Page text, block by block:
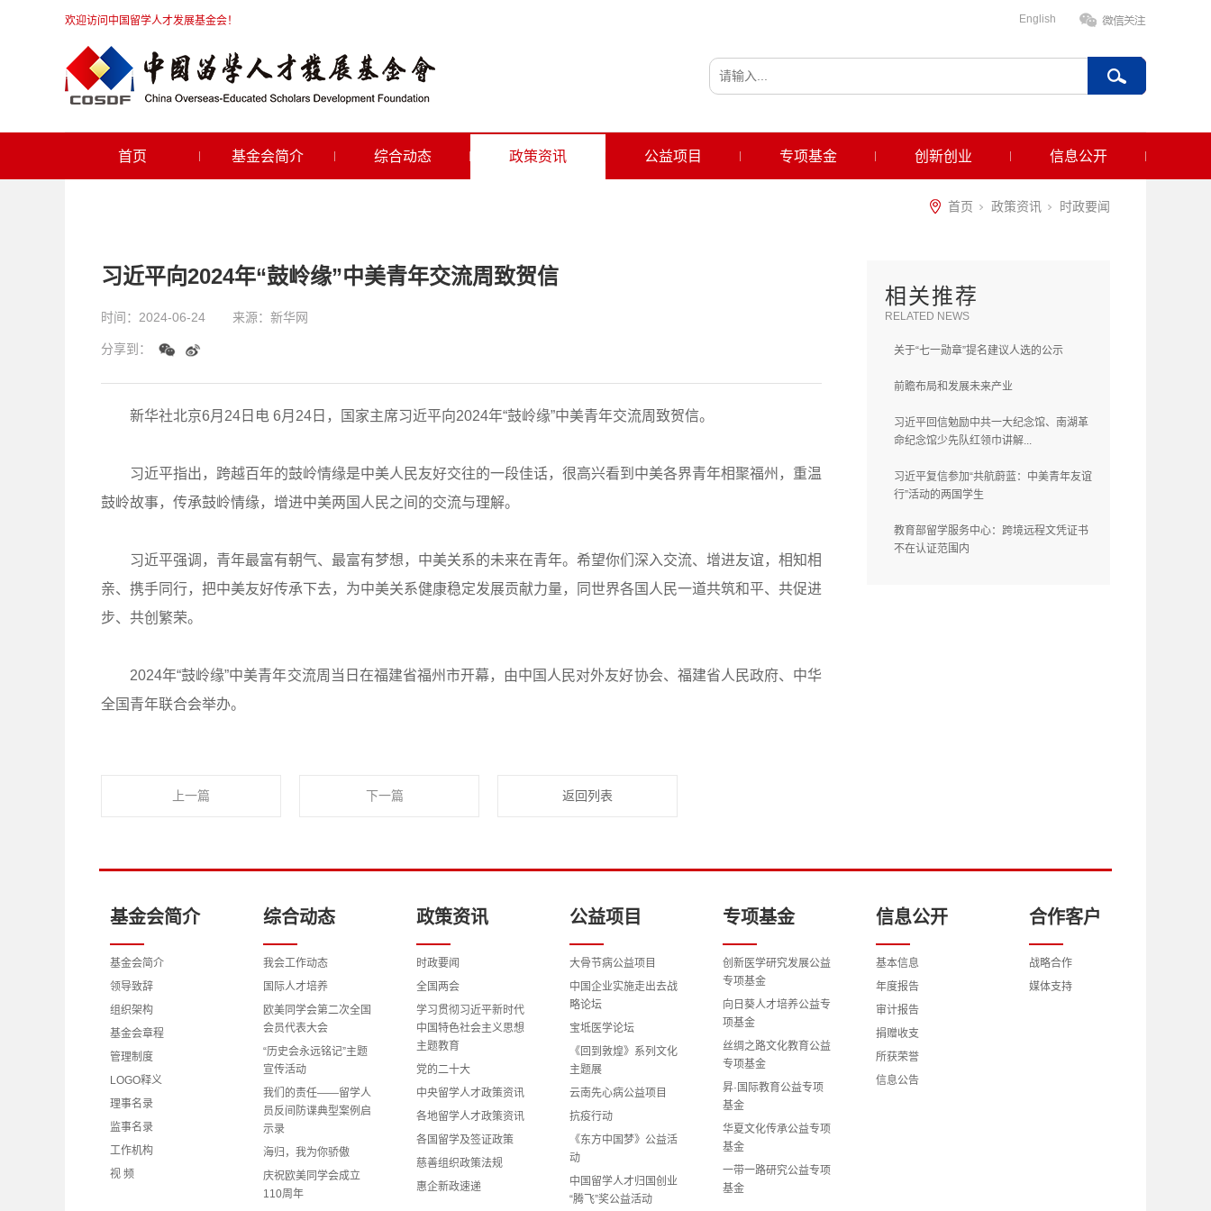
欢迎访问中国留学人才发展基金会！ English
首页 基金会简介 综合动态 政策资讯 公益项目 专项基金 创新创业 信息公开
首页 政策资讯 时政要闻
习近平向2024年“鼓岭缘”中美青年交流周致贺信
时间： 2024-06-24 来源： 新华网
分享到：
新华社北京6月24日电 6月24日，国家主席习近平向2024年“鼓岭缘”中美青年交流周致贺信。
习近平指出，跨越百年的鼓岭情缘是中美人民友好交往的一段佳话，很高兴看到中美各界青年相聚福州，重温
鼓岭故事，传承鼓岭情缘，增进中美两国人民之间的交流与理解。
习近平强调，青年最富有朝气、最富有梦想，中美关系的未来在青年。希望你们深入交流、增进友谊，相知相
亲、携手同行，把中美友好传承下去，为中美关系健康稳定发展贡献力量，同世界各国人民一道共筑和平、共促进
步、共创繁荣。
2024年“鼓岭缘”中美青年交流周当日在福建省福州市开幕，由中国人民对外友好协会、福建省人民政府、中华
全国青年联合会举办。
上一篇 下一篇 返回列表
相关推荐
RELATED NEWS
关于“七一勋章”提名建议人选的公示
前瞻布局和发展未来产业
习近平回信勉励中共一大纪念馆、南湖革
命纪念馆少先队红领巾讲解...
习近平复信参加“共航蔚蓝：中美青年友谊
行”活动的两国学生
教育部留学服务中心：跨境远程文凭证书
不在认证范围内
基金会简介
基金会简介
领导致辞
组织架构
基金会章程
管理制度
LOGO释义
理事名录
监事名录
工作机构
视 频
综合动态
我会工作动态
国际人才培养
欧美同学会第二次全国
会员代表大会
“历史会永远铭记”主题
宣传活动
我们的责任——留学人
员反间防谍典型案例启
示录
海归，我为你骄傲
庆祝欧美同学会成立
110周年
政策资讯
时政要闻
全国两会
学习贯彻习近平新时代
中国特色社会主义思想
主题教育
党的二十大
中央留学人才政策资讯
各地留学人才政策资讯
各国留学及签证政策
慈善组织政策法规
惠企新政速递
公益项目
大骨节病公益项目
中国企业实施走出去战
略论坛
宝坻医学论坛
《回到敦煌》系列文化
主题展
云南先心病公益项目
抗疫行动
《东方中国梦》公益活
动
中国留学人才归国创业
“腾飞”奖公益活动
专项基金
创新医学研究发展公益
专项基金
向日葵人才培养公益专
项基金
丝绸之路文化教育公益
专项基金
昇·国际教育公益专项
基金
华夏文化传承公益专项
基金
一带一路研究公益专项
基金
信息公开
基本信息
年度报告
审计报告
捐赠收支
所获荣誉
信息公告
合作客户
战略合作
媒体支持